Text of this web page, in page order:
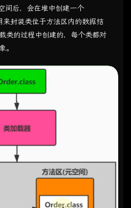
间后，会在堆中创建一个
封装类位于方法区内的数据结
类的过程中创建的，每个类都对
。